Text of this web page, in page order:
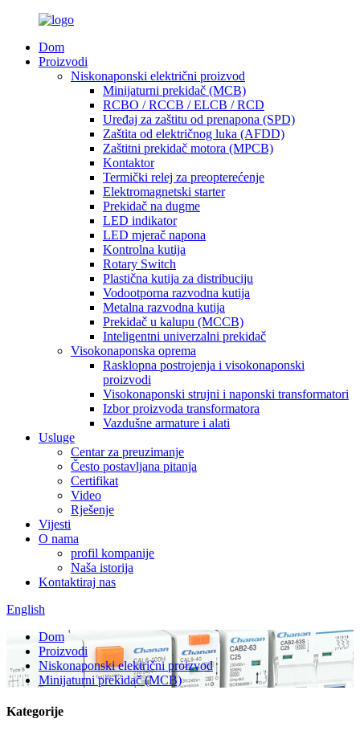
Dom
Proizvodi
Niskonaponski električni proizvod
Minijaturni prekidač (MCB)
RCBO / RCCB / ELCB / RCD
Uređaj za zaštitu od prenapona (SPD)
Zaštita od električnog luka (AFDD)
Zaštitni prekidač motora (MPCB)
Kontaktor
Termički relej za preopterećenje
Elektromagnetski starter
Prekidač na dugme
LED indikator
LED mjerač napona
Kontrolna kutija
Rotary Switch
Plastična kutija za distribuciju
Vodootporna razvodna kutija
Metalna razvodna kutija
Prekidač u kalupu (MCCB)
Inteligentni univerzalni prekidač
Visokonaponska oprema
Rasklopna postrojenja i visokonaponski
proizvodi
Visokonaponski strujni i naponski transformatori
Izbor proizvoda transformatora
Vazdušne armature i alati
Usluge
Centar za preuzimanje
Često postavljana pitanja
Certifikat
Video
Rješenje
Vijesti
O nama
profil kompanije
Naša istorija
Kontaktiraj nas
English
Dom
Proizvodi
Niskonaponski električni proizvod
Minijaturni prekidač (MCB)
Kategorije